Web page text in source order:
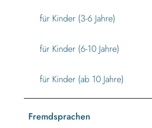
für Kinder (3-6 Jahre)
für Kinder (6-10 Jahre)
für Kinder (ab 10 Jahre)
Fremdsprachen